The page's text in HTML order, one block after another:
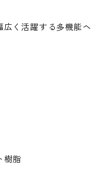
く活躍する多機能ヘ
脂